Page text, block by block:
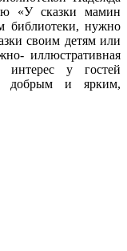
«У сказки мамин
библиотеки, нужно
своим детям или
иллюстративная
интерес у гостей
добрым и ярким,